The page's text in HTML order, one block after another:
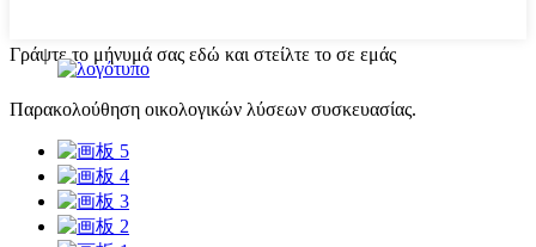
Γράψτε το μήνυμά σας εδώ και στείλτε το σε εμάς
Παρακολούθηση οικολογικών λύσεων συσκευασίας.